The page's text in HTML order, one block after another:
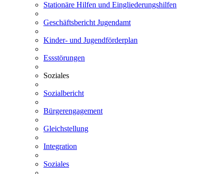
Stationäre Hilfen und Eingliederungshilfen
Geschäftsbericht Jugendamt
Kinder- und Jugendförderplan
Essstörungen
Soziales
Sozialbericht
Bürgerengagement
Gleichstellung
Integration
Soziales